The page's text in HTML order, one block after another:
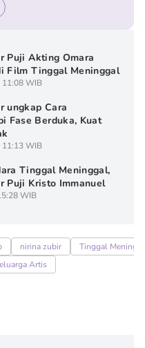
Puji Akting Omara
Film Tinggal Meninggal
WIB
ungkap Cara
Fase Berduka, Kuat
WIB
Tinggal Meninggal,
Puji Kristo Immanuel
WIB
nirina zubir
Tinggal
Artis